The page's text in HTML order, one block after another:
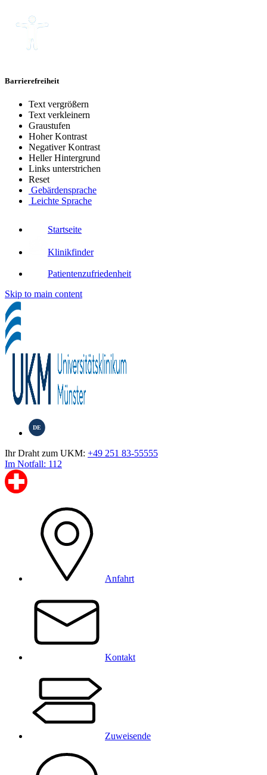
Barrierefreiheit
Text vergrößern
Text verkleinern
Graustufen
Hoher Kontrast
Negativer Kontrast
Heller Hintergrund
Links unterstrichen
Reset
Gebärdensprache
Leichte Sprache
Startseite
Klinikfinder
Patientenzufriedenheit
Skip to main content
DE
Ihr Draht zum UKM: +49 251 83-55555
Im Notfall: 112
Anfahrt
Kontakt
Zuweisende